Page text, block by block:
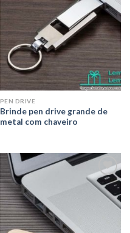
PEN DRIVE
Brinde pen drive grande de
metal com chaveiro
Adicionar
aos meus
desejos